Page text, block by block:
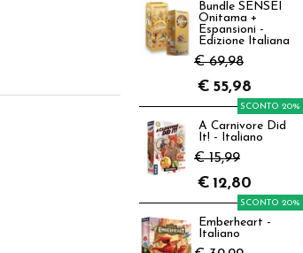
Bundle SENSEI
Onitama +
Espansioni -
Edizione Italiana
€ 69,98
€ 55,98
A Carnivore Did
It! - Italiano
€ 15,99
SCONTO 20%
€ 12,80
Emberheart -
Italiano
SCONTO 20%